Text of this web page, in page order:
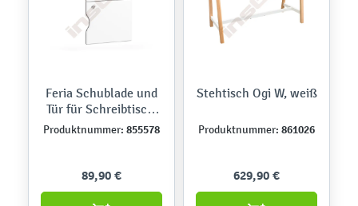
Feria Schublade und
Tür für Schreibtisch,
abschließbar,
Produktnummer: 855578
89,90 €
Stehtisch Ogi W, weiß
Produktnummer: 861026
629,90 €